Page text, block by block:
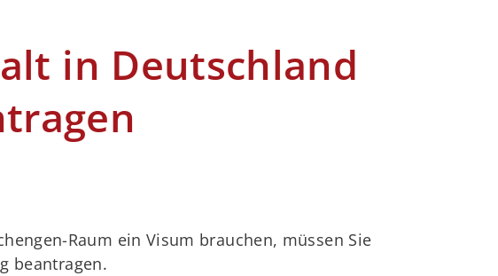
in Deutschland
Raum ein Visum brauchen, müssen Sie
beantragen.